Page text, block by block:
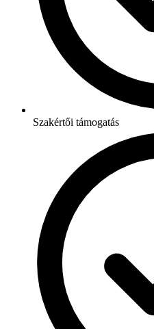
Szakértői támogatás